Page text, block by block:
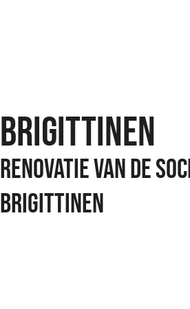
BRIGITTINEN
RENOVATIE VAN DE
BRIGITTINEN